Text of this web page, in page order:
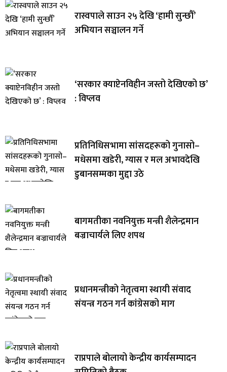
रास्वपाले साउन २५ देखि ‘हामी सुन्छौँ’
अभियान सञ्चालन गर्ने
‘सरकार क्याप्टेनविहीन जस्तो देखिएको छ’
: विप्लव
प्रतिनिधिसभामा सांसदहरूको गुनासो–
मधेसमा खडेरी, ग्यास र मल अभावदेखि
डुबानसम्मका मुद्दा उठे
बागमतीका नवनियुक्त मन्त्री शैलेन्द्रमान
बज्राचार्यले लिए शपथ
प्रधानमन्त्रीको नेतृत्वमा स्थायी संवाद
संयन्त्र गठन गर्न कांग्रेसको माग
राप्रपाले बोलायो केन्द्रीय कार्यसम्पादन